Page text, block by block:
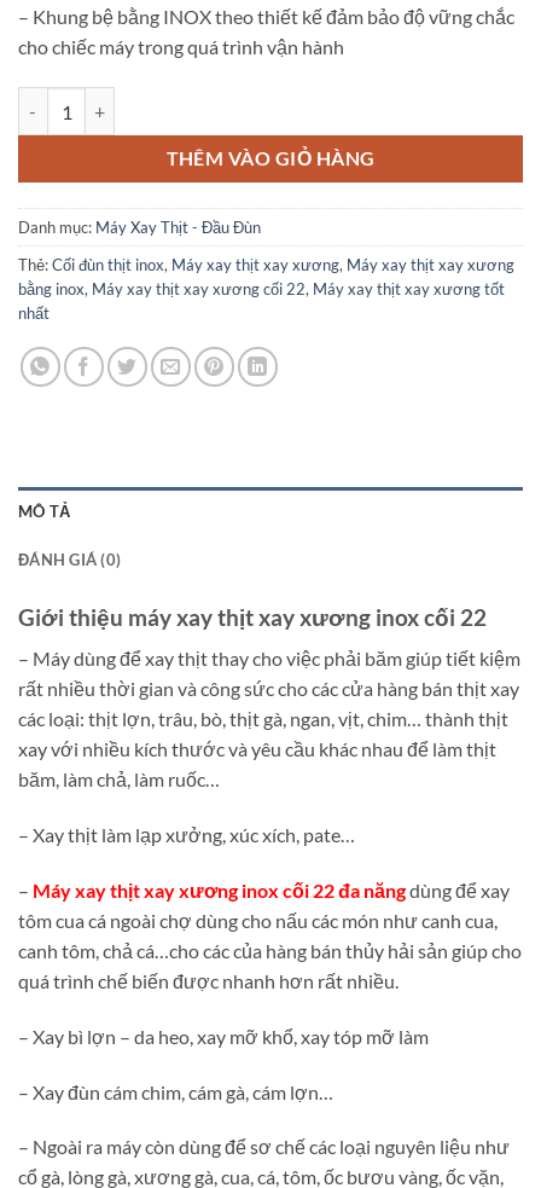
– Khung bệ bằng INOX theo thiết kế đảm bảo độ vững chắc
cho chiếc máy trong quá trình vận hành
THÊM VÀO GIỎ HÀNG
Danh mục: Máy Xay Thịt - Đầu Đùn
Thẻ:Cối đùn thịt inox, Máy xay thịt xay xương, Máy xay thịt xay xương
bằng inox, Máy xay thịt xay xương cối 22, Máy xay thịt xay xương tốt
nhất
MÔ TẢ
ĐÁNH GIÁ (0)
Giới thiệu máy xay thịt xay xương inox cối 22
– Máy dùng để xay thịt thay cho việc phải băm giúp tiết kiệm
rất nhiều thời gian và công sức cho các cửa hàng bán thịt xay
các loại: thịt lợn, trâu, bò, thịt gà, ngan, vịt, chim… thành thịt
xay với nhiều kích thước và yêu cầu khác nhau để làm thịt
băm, làm chả, làm ruốc…
– Xay thịt làm lạp xưởng, xúc xích, pate…
– Máy xay thịt xay xương inox cối 22 đa năngdùng để xay
tôm cua cá ngoài chợ dùng cho nấu các món như canh cua,
canh tôm, chả cá…cho các của hàng bán thủy hải sản giúp cho
quá trình chế biến được nhanh hơn rất nhiều.
– Xay bì lợn – da heo, xay mỡ khổ, xay tóp mỡ làm
– Xay đùn cám chim, cám gà, cám lợn…
– Ngoài ra máy còn dùng để sơ chế các loại nguyên liệu như
cổ gà, lòng gà, xương gà, cua, cá, tôm, ốc bươu vàng, ốc vặn,